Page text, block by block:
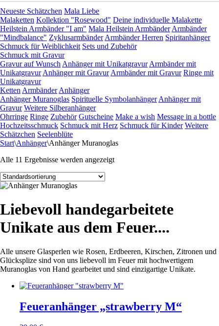
Neueste Schätzchen Mala Liebe
Malaketten Kollektion "Rosewood" Deine individuelle Malakette
Heilstein Armbänder "I am" Mala Heilstein Armbänder Armbänder
"Mindbalance" Zyklusarmbänder Armbänder Herren Spiritanhänger
Schmuck für Weiblichkeit Sets und Zubehör
Schmuck mit Gravur
Gravur auf Wunsch Anhänger mit Unikatgravur Armbänder mit
Unikatgravur Anhänger mit Gravur Armbänder mit Gravur Ringe mit
Unikatgravur
Ketten Armbänder Anhänger
Anhänger Muranoglas Spirituelle Symbolanhänger Anhänger mit
Gravur Weitere Silberanhänger
Ohrringe Ringe Zubehör Gutscheine Make a wish Message in a bottle
Hochzeitsschmuck Schmuck mit Herz Schmuck für Kinder Weitere
Schätzchen Seelenblüte
Start\Anhänger\Anhänger Muranoglas
Alle 11 Ergebnisse werden angezeigt
Liebevoll handegarbeitete
Unikate aus dem Feuer....
Alle unsere Glasperlen wie Rosen, Erdbeeren, Kirschen, Zitronen und
Glücksplize sind von uns liebevoll im Feuer mit hochwertigem
Muranoglas von Hand gearbeitet und sind einzigartige Unikate.
Feueranhänger „strawberry M“